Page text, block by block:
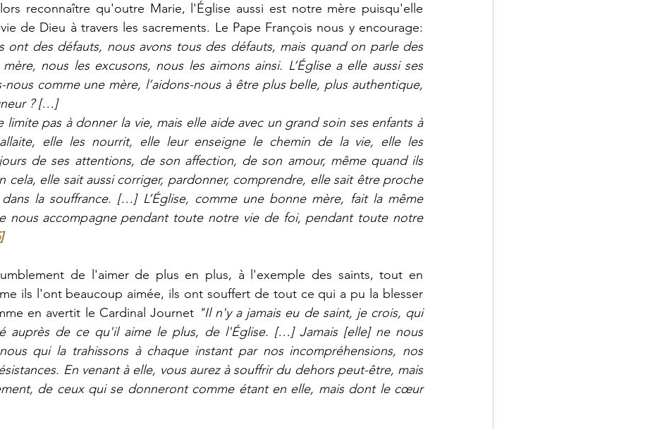
reconnaître qu'outre Marie, l'Église aussi est notre mère puisqu'elle
ont des défauts, nous avons tous des défauts, mais quand on parle des
nous les excusons, nous les aimons ainsi. L’Église a elle aussi ses
nous comme une mère, l’aidons-nous à être plus belle, plus authentique,
? […]
limite pas à donner la vie, mais elle aide avec un grand soin ses enfants à
elle les nourrit, elle leur enseigne le chemin de la vie, elle les
de ses attentions, de son affection, de son amour, même quand ils
cela, elle sait aussi corriger, pardonner, comprendre, elle sait être proche
la souffrance. […] L’Église, comme une bonne mère, fait la même
nous accompagne pendant toute notre vie de foi, pendant toute notre
de l'aimer de plus en plus, à l'exemple des saints, tout en
ils l'ont beaucoup aimée, ils ont souffert de tout ce qui a pu la blesser
en avertit le Cardinal Journet "Il n'y a jamais eu de saint, je crois, qui
auprès de ce qu'il aime le plus, de l'Église. […] Jamais [elle] ne nous
qui la trahissons à chaque instant par nos incompréhensions, nos
En venant à elle, vous aurez à souffrir du dehors peut-être, mais
de ceux qui se donneront comme étant en elle, mais dont le cœur